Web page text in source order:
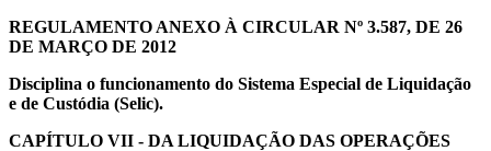
REGULAMENTO ANEXO À CIRCULAR Nº 3.587, DE 26
DE MARÇO DE 2012
Disciplina o funcionamento do Sistema Especial de Liquidação
e de Custódia (Selic).
CAPÍTULO VII - DA LIQUIDAÇÃO DAS OPERAÇÕES